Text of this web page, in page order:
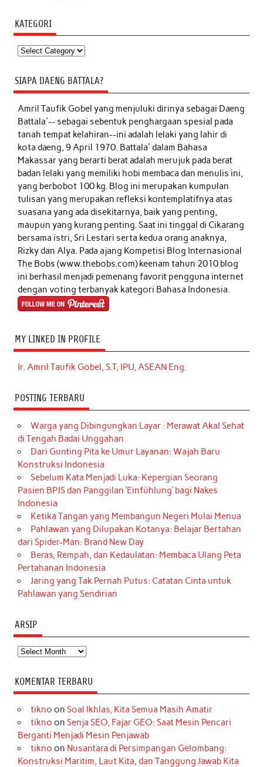
KATEGORI
Kategori
SIAPA DAENG BATTALA?
Amril Taufik Gobelyang menjuluki dirinya sebagai Daeng
Battala'-- sebagai sebentuk penghargaan spesial pada
tanah tempat kelahiran--ini adalah lelaki yang lahir di
kota daeng, 9 April 1970. Battala' dalam Bahasa
Makassar yang berarti berat adalah merujuk pada berat
badan lelaki yang memiliki hobi membaca dan menulis ini,
yang berbobot 100 kg. Blog ini merupakan kumpulan
tulisan yang merupakan refleksi kontemplatifnya atas
suasana yang ada disekitarnya, baik yang penting,
maupun yang kurang penting. Saat ini tinggal di Cikarang
bersama istri, Sri Lestari serta kedua orang anaknya,
Rizky dan Alya. Pada ajang Kompetisi Blog Internasional
The Bobs (www.thebobs.com) keenam tahun 2010 blog
ini berhasil menjadi pemenang favorit pengguna internet
dengan voting terbanyak kategori Bahasa Indonesia.
MY LINKED IN PROFILE
Ir. Amril Taufik Gobel, S.T, IPU, ASEAN Eng.
POSTING TERBARU
Warga yang Dibingungkan Layar : Merawat Akal Sehat
di Tengah Badai Unggahan
Dari Gunting Pita ke Umur Layanan: Wajah Baru
Konstruksi Indonesia
Sebelum Kata Menjadi Luka: Kepergian Seorang
Pasien BPJS dan Panggilan ‘Einfühlung’ bagi Nakes
Indonesia
Ketika Tangan yang Membangun Negeri Mulai Menua
Pahlawan yang Dilupakan Kotanya: Belajar Bertahan
dari Spider-Man: Brand New Day
Beras, Rempah, dan Kedaulatan: Membaca Ulang Peta
Pertahanan Indonesia
Jaring yang Tak Pernah Putus: Catatan Cinta untuk
Pahlawan yang Sendirian
ARSIP
Arsip
KOMENTAR TERBARU
tikno on Soal Ikhlas, Kita Semua Masih Amatir
tikno on Senja SEO, Fajar GEO: Saat Mesin Pencari
Berganti Menjadi Mesin Penjawab
tikno on Nusantara di Persimpangan Gelombang:
Konstruksi Maritim, Laut Kita, dan Tanggung Jawab Kita